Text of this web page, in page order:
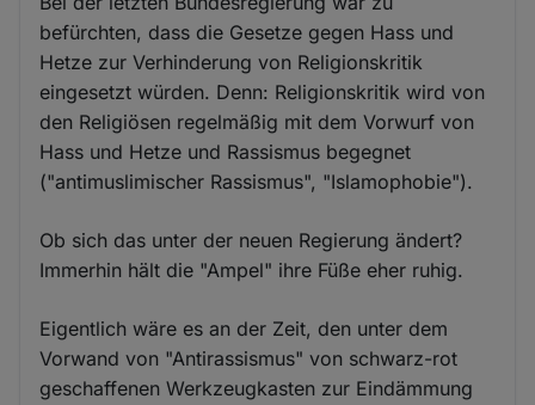
befürchten, dass die Gesetze gegen Hass und
Hetze zur Verhinderung von Religionskritik
eingesetzt würden. Denn: Religionskritik wird von
den Religiösen regelmäßig mit dem Vorwurf von
Hass und Hetze und Rassismus begegnet
("antimuslimischer Rassismus", "Islamophobie").
Ob sich das unter der neuen Regierung ändert?
Immerhin hält die "Ampel" ihre Füße eher ruhig.
Eigentlich wäre es an der Zeit, den unter dem
Vorwand von "Antirassismus" von schwarz-rot
geschaffenen Werkzeugkasten zur Eindämmung